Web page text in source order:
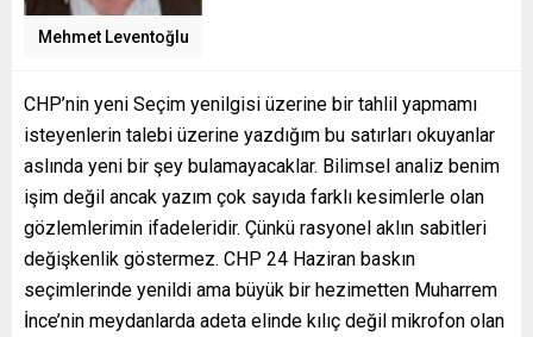
Mehmet Leventoğlu
CHP’nin yeni Seçim yenilgisi üzerine bir tahlil yapmamı
isteyenlerin talebi üzerine yazdığım bu satırları okuyanlar
aslında yeni bir şey bulamayacaklar. Bilimsel analiz benim
işim değil ancak yazım çok sayıda farklı kesimlerle olan
gözlemlerimin ifadeleridir. Çünkü rasyonel aklın sabitleri
değişkenlik göstermez. CHP 24 Haziran baskın
seçimlerinde yenildi ama büyük bir hezimetten Muharrem
İnce’nin meydanlarda adeta elinde kılıç değil mikrofon olan